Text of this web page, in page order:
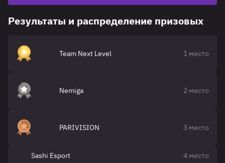
Результаты и распределение призовых
Team Next Level 1 место
Nemiga 2 место
PARIVISION 3 место
Sashi Esport 4 место